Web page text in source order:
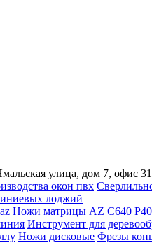
улица, дом 7, офис
окон пвх
лоджий
Ножи матрицы AZ C640
Инструмент для
Ножи дисковые Фрезы